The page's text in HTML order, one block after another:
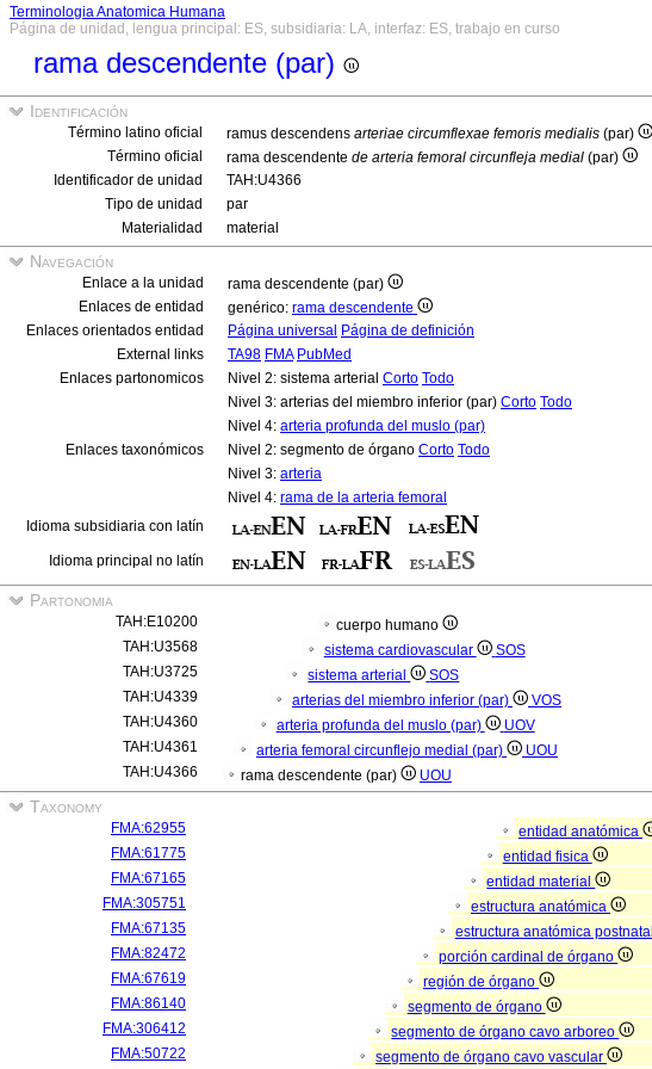
Terminologia Anatomica Humana
Página de unidad, lengua principal: ES, subsidiaria: LA, interfaz: ES, trabajo en curso
rama descendente (par)
Identificación
Término latino oficial ramus descendens arteriae circumflexae femoris medialis (par)
Término oficial
rama descendente de arteria femoral circunfleja medial (par)
Identificador de unidad
TAH:U4366
Tipo de unidad
par
Materialidad
material
Navegación
Enlace a la unidad
rama descendente (par)
Enlaces de entidad
genérico: rama descendente
Enlaces orientados entidad
Página universal Página de definición
External links
TA98 FMA PubMed
Enlaces partonomicos
Nivel 2: sistema arterial Corto Todo
Nivel 3: arterias del miembro inferior (par) Corto Todo
Nivel 4: arteria profunda del muslo (par)
Enlaces taxonómicos
Nivel 2: segmento de órgano Corto Todo
Nivel 3: arteria
Nivel 4: rama de la arteria femoral
Idioma subsidiaria con latín
Idioma principal no latín
Partonomia
TAH:E10200
cuerpo humano
TAH:U3568
sistema cardiovascular
SOS
TAH:U3725
sistema arterial
SOS
TAH:U4339
arterias del miembro inferior (par)
VOS
TAH:U4360
arteria profunda del muslo (par)
UOV
TAH:U4361
arteria femoral circunflejo medial (par)
UOU
TAH:U4366
rama descendente (par) UOU
Taxonomy
FMA:62955
entidad anatómica
FMA:61775
entidad fisica
FMA:67165
entidad material
FMA:305751
estructura anatómica
FMA:67135
estructura anatómica postnatal
FMA:82472
porción cardinal de órgano
FMA:67619
región de órgano
FMA:86140
segmento de órgano
FMA:306412
segmento de órgano cavo arboreo
FMA:50722
segmento de órgano cavo vascular